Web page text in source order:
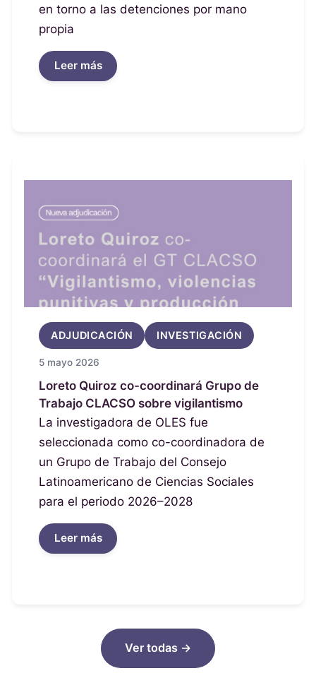
en torno a las detenciones por mano
propia
Leer más
ADJUDICACIÓN INVESTIGACIÓN
5 mayo 2026
Loreto Quiroz co-coordinará Grupo de
Trabajo CLACSO sobre vigilantismo
La investigadora de OLES fue
seleccionada como co-coordinadora de
un Grupo de Trabajo del Consejo
Latinoamericano de Ciencias Sociales
para el periodo 2026–2028
Leer más
Ver todas →